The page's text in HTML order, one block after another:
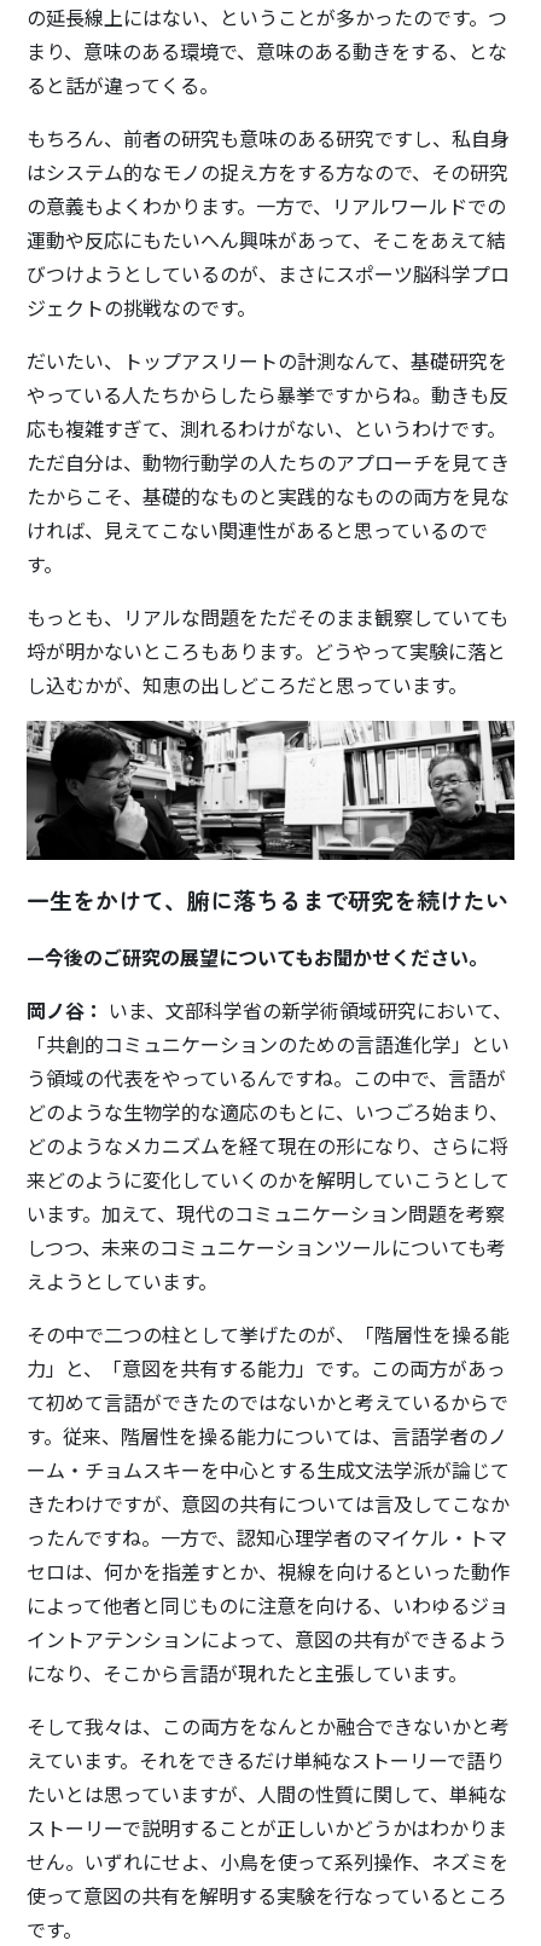
の延長線上にはない、ということが多かったのです。つ
まり、意味のある環境で、意味のある動きをする、とな
ると話が違ってくる。
もちろん、前者の研究も意味のある研究ですし、私自身
はシステム的なモノの捉え方をする方なので、その研究
の意義もよくわかります。一方で、リアルワールドでの
運動や反応にもたいへん興味があって、そこをあえて結
びつけようとしているのが、まさにスポーツ脳科学プロ
ジェクトの挑戦なのです。
だいたい、トップアスリートの計測なんて、基礎研究を
やっている人たちからしたら暴挙ですからね。動きも反
応も複雑すぎて、測れるわけがない、というわけです。
ただ自分は、動物行動学の人たちのアプローチを見てき
たからこそ、基礎的なものと実践的なものの両方を見な
ければ、見えてこない関連性があると思っているので
す。
もっとも、リアルな問題をただそのまま観察していても
埒が明かないところもあります。どうやって実験に落と
し込むかが、知恵の出しどころだと思っています。
一生をかけて、腑に落ちるまで研究を続けたい
—今後のご研究の展望についてもお聞かせください。
岡ノ谷： いま、文部科学省の新学術領域研究において、
「共創的コミュニケーションのための言語進化学」とい
う領域の代表をやっているんですね。この中で、言語が
どのような生物学的な適応のもとに、いつごろ始まり、
どのようなメカニズムを経て現在の形になり、さらに将
来どのように変化していくのかを解明していこうとして
います。加えて、現代のコミュニケーション問題を考察
しつつ、未来のコミュニケーションツールについても考
えようとしています。
その中で二つの柱として挙げたのが、「階層性を操る能
力」と、「意図を共有する能力」です。この両方があっ
て初めて言語ができたのではないかと考えているからで
す。従来、階層性を操る能力については、言語学者のノ
ーム・チョムスキーを中心とする生成文法学派が論じて
きたわけですが、意図の共有については言及してこなか
ったんですね。一方で、認知心理学者のマイケル・トマ
セロは、何かを指差すとか、視線を向けるといった動作
によって他者と同じものに注意を向ける、いわゆるジョ
イントアテンションによって、意図の共有ができるよう
になり、そこから言語が現れたと主張しています。
そして我々は、この両方をなんとか融合できないかと考
えています。それをできるだけ単純なストーリーで語り
たいとは思っていますが、人間の性質に関して、単純な
ストーリーで説明することが正しいかどうかはわかりま
せん。いずれにせよ、小鳥を使って系列操作、ネズミを
使って意図の共有を解明する実験を行なっているところ
です。